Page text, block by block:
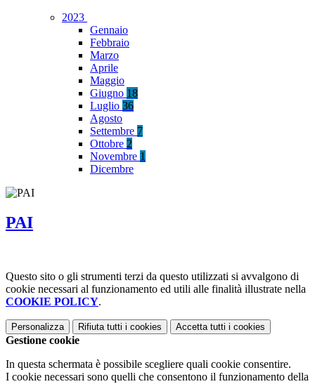
2023
Gennaio
Febbraio
Marzo
Aprile
Maggio
Giugno 18
Luglio 36
Agosto
Settembre 7
Ottobre 2
Novembre 1
Dicembre
PAI
Questo sito o gli strumenti terzi da questo utilizzati si avvalgono di
cookie necessari al funzionamento ed utili alle finalità illustrate nella
COOKIE POLICY.
Personalizza Rifiuta tutti i cookies Accetta tutti i cookies
Gestione cookie
In questa schermata è possibile scegliere quali cookie consentire.
I cookie necessari sono quelli che consentono il funzionamento della